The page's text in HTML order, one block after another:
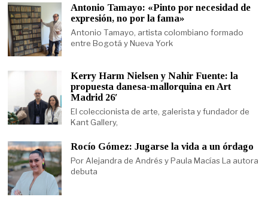
Antonio Tamayo: «Pinto por necesidad de
expresión, no por la fama»
Antonio Tamayo, artista colombiano formado
entre Bogotá y Nueva York
Kerry Harm Nielsen y Nahir Fuente: la
propuesta danesa-mallorquina en Art
Madrid 26′
El coleccionista de arte, galerista y fundador de
Kant Gallery,
Rocío Gómez: Jugarse la vida a un órdago
Por Alejandra de Andrés y Paula Macías La autora
debuta